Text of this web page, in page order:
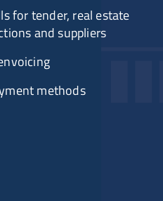
for tender, real estate
and suppliers
methods